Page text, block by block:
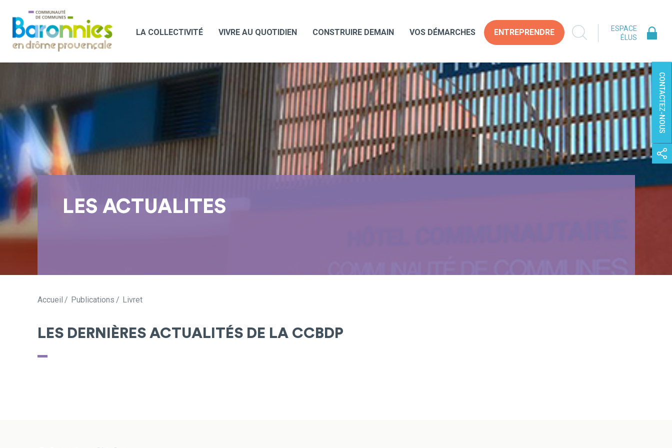
LA COLLECTIVITÉ VIVRE AU QUOTIDIEN CONSTRUIRE DEMAIN VOS DÉMARCHES ENTREPRENDRE
ESPACE
ÉLUS
CONTACTEZ-NOUS
LES ACTUALITES
Accueil Publications Livret
LES DERNIÈRES ACTUALITÉS DE LA CCBDP